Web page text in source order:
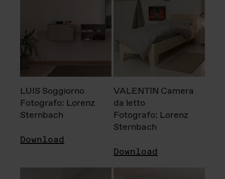
LUIS Soggiorno
Fotografo: Lorenz
Sternbach
Download
VALENTIN Camera
da letto
Fotografo: Lorenz
Sternbach
Download